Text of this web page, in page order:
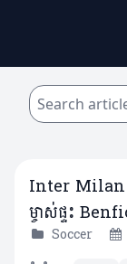
Inter Milan
ម្ចាស់ផ្ទះ
Soccer